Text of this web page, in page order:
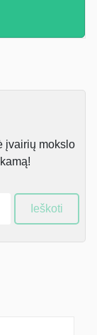
įvairių mokslo
Ieškoti